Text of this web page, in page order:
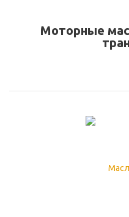
Моторные